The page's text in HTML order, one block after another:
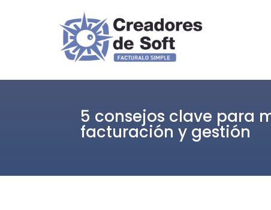
5 consejos clave para
facturación y gestión